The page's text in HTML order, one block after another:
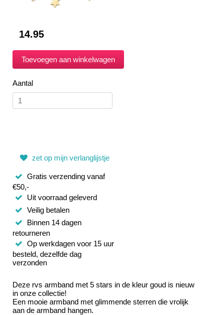
14.95
Aantal
zet op mijn verlanglijstje
Gratis verzending vanaf
€50,-
Uit voorraad geleverd
Veilig betalen
Binnen 14 dagen
retourneren
Op werkdagen voor 15 uur
besteld, dezelfde dag
verzonden
Deze rvs armband met 5 stars in de kleur goud is nieuw
in onze collectie!
Een mooie armband met glimmende sterren die vrolijk
aan de armband hangen.